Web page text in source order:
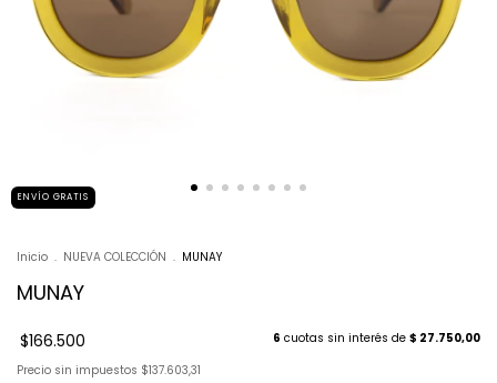
ENVÍO GRATIS
Inicio . NUEVA COLECCIÓN . MUNAY
MUNAY
$166.500 6 cuotas sin interés de $ 27.750,00
Precio sin impuestos $137.603,31